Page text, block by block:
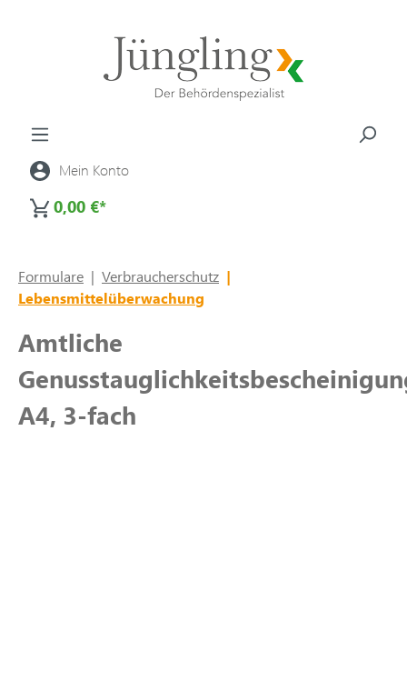
Mein Konto
0,00 €*
Formulare | Verbraucherschutz |
Lebensmittelüberwachung
Amtliche
A4, 3-fach